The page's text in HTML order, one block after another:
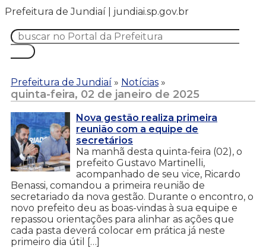
Prefeitura de Jundiaí | jundiai.sp.gov.br
Prefeitura de Jundiaí » Notícias »
quinta-feira, 02 de janeiro de 2025
Nova gestão realiza primeira
reunião com a equipe de
secretários
Na manhã desta quinta-feira (02), o
prefeito Gustavo Martinelli,
acompanhado de seu vice, Ricardo
Benassi, comandou a primeira reunião de
secretariado da nova gestão. Durante o encontro, o
novo prefeito deu as boas-vindas à sua equipe e
repassou orientações para alinhar as ações que
cada pasta deverá colocar em prática já neste
primeiro dia útil […]